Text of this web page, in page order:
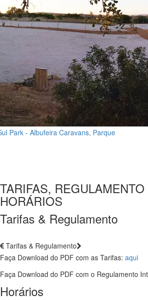
Park - Albufeira Caravans, Parque
TARIFAS, REGULAMENTO
HORÁRIOS
Tarifas & Regulamento
Tarifas & Regulamento
Faça Download do PDF com as Tarifas: aqui
Faça Download do PDF com o Regulamento
Horários